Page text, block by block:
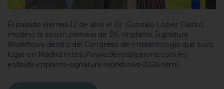
El pasado viernes 12 de abril el Dr. Gonzalo López Castro
moderó la sesión plenaria de DS Implants Signature
Workflows dentro del Congreso de Implantología que tuvo
lugar en Madrid https://www.dentsplysirona.com/es-
es/lp/ds-implants-signature-workflows-2024.html